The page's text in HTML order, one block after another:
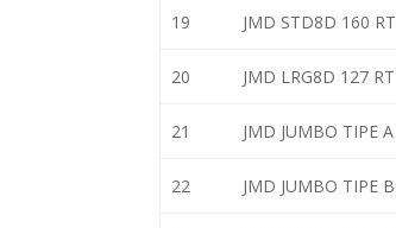
19 JMD STD8D 160 RT
20 JMD LRG8D 127 RT
21 JMD JUMBO TIPE A
22 JMD JUMBO TIPE B